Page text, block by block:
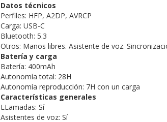
Datos técnicos
Perfiles: HFP, A2DP, AVRCP
Carga: USB-C
Bluetooth: 5.3
Otros: Manos libres. Asistente de voz.
Batería y carga
Batería: 400mAh
Autonomía total: 28H
Autonomía reproducción: 7H con un carga
Características generales
LLamadas: Sí
Asistentes de voz: Sí